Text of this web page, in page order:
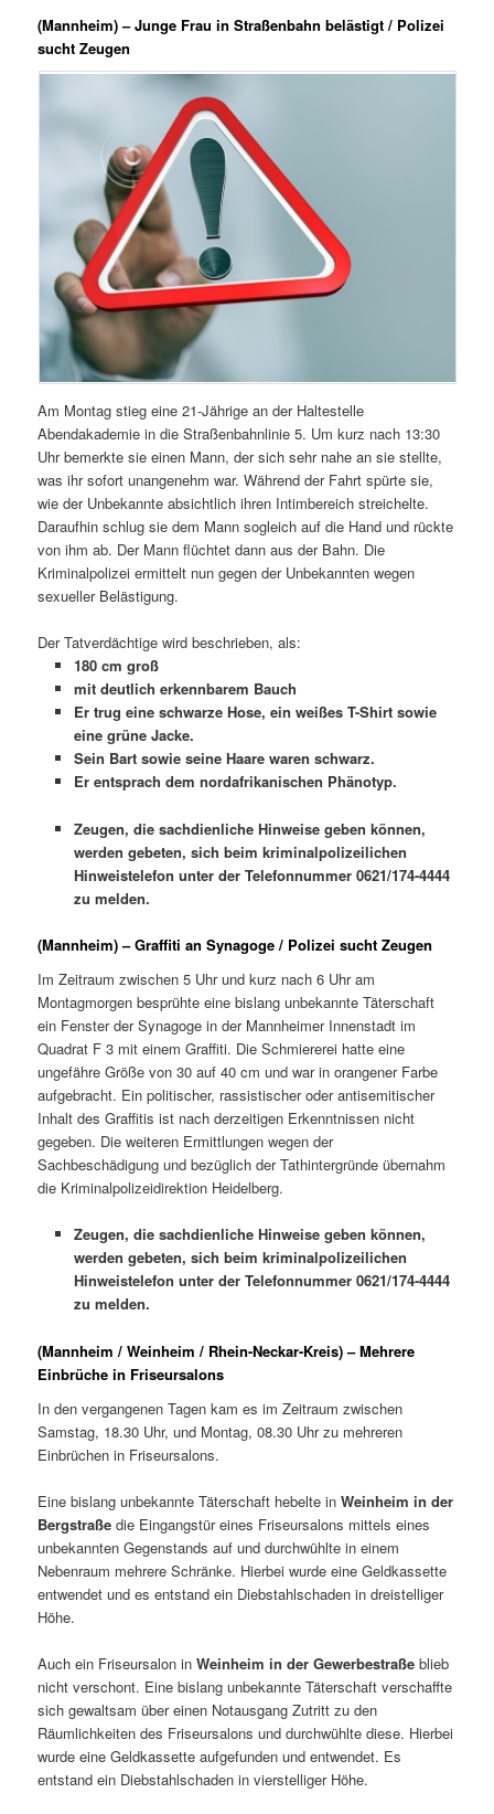
(Mannheim) – Junge Frau in Straßenbahn belästigt / Polizei
sucht Zeugen
Am Montag stieg eine 21-Jährige an der Haltestelle
Abendakademie in die Straßenbahnlinie 5. Um kurz nach 13:30
Uhr bemerkte sie einen Mann, der sich sehr nahe an sie stellte,
was ihr sofort unangenehm war. Während der Fahrt spürte sie,
wie der Unbekannte absichtlich ihren Intimbereich streichelte.
Daraufhin schlug sie dem Mann sogleich auf die Hand und rückte
von ihm ab. Der Mann flüchtet dann aus der Bahn. Die
Kriminalpolizei ermittelt nun gegen der Unbekannten wegen
sexueller Belästigung.
Der Tatverdächtige wird beschrieben, als:
180 cm groß
mit deutlich erkennbarem Bauch
Er trug eine schwarze Hose, ein weißes T-Shirt sowie
eine grüne Jacke.
Sein Bart sowie seine Haare waren schwarz.
Er entsprach dem nordafrikanischen Phänotyp.
Zeugen, die sachdienliche Hinweise geben können,
werden gebeten, sich beim kriminalpolizeilichen
Hinweistelefon unter der Telefonnummer 0621/174-4444
zu melden.
(Mannheim) – Graffiti an Synagoge / Polizei sucht Zeugen
Im Zeitraum zwischen 5 Uhr und kurz nach 6 Uhr am
Montagmorgen besprühte eine bislang unbekannte Täterschaft
ein Fenster der Synagoge in der Mannheimer Innenstadt im
Quadrat F 3 mit einem Graffiti. Die Schmiererei hatte eine
ungefähre Größe von 30 auf 40 cm und war in orangener Farbe
aufgebracht. Ein politischer, rassistischer oder antisemitischer
Inhalt des Graffitis ist nach derzeitigen Erkenntnissen nicht
gegeben. Die weiteren Ermittlungen wegen der
Sachbeschädigung und bezüglich der Tathintergründe übernahm
die Kriminalpolizeidirektion Heidelberg.
Zeugen, die sachdienliche Hinweise geben können,
werden gebeten, sich beim kriminalpolizeilichen
Hinweistelefon unter der Telefonnummer 0621/174-4444
zu melden.
(Mannheim / Weinheim / Rhein-Neckar-Kreis) – Mehrere
Einbrüche in Friseursalons
In den vergangenen Tagen kam es im Zeitraum zwischen
Samstag, 18.30 Uhr, und Montag, 08.30 Uhr zu mehreren
Einbrüchen in Friseursalons.
Eine bislang unbekannte Täterschaft hebelte inWeinheim in der
Bergstraße die Eingangstür eines Friseursalons mittels eines
unbekannten Gegenstands auf und durchwühlte in einem
Nebenraum mehrere Schränke. Hierbei wurde eine Geldkassette
entwendet und es entstand ein Diebstahlschaden in dreistelliger
Höhe.
Auch ein Friseursalon inWeinheim in der Gewerbestraße blieb
nicht verschont. Eine bislang unbekannte Täterschaft verschaffte
sich gewaltsam über einen Notausgang Zutritt zu den
Räumlichkeiten des Friseursalons und durchwühlte diese. Hierbei
wurde eine Geldkassette aufgefunden und entwendet. Es
entstand ein Diebstahlschaden in vierstelliger Höhe.